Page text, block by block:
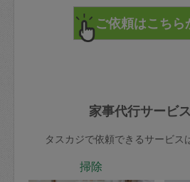
家事代行サービ
タスカジで依頼できるサービス
掃除